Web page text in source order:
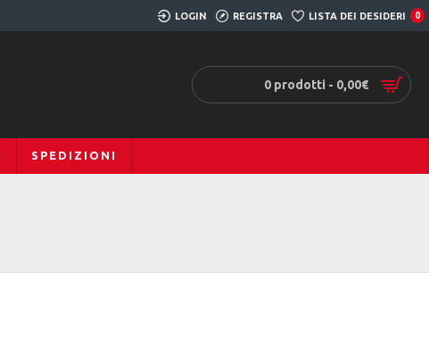
LOGIN REGISTRA LISTA DEI DESIDERI 0
0 prodotti - 0,00€
SPEDIZIONI